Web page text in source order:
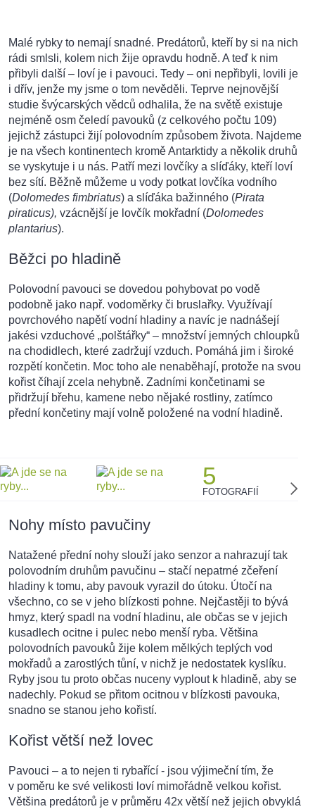
Malé rybky to nemají snadné. Predátorů, kteří by si na nich
rádi smlsli, kolem nich žije opravdu hodně. A teď k nim
přibyli další – loví je i pavouci. Tedy – oni nepřibyli, lovili je
i dřív, jenže my jsme o tom nevěděli. Teprve nejnovější
studie švýcarských vědců odhalila, že na světě existuje
nejméně osm čeledí pavouků (z celkového počtu 109)
jejichž zástupci žijí polovodním způsobem života. Najdeme
je na všech kontinentech kromě Antarktidy a několik druhů
se vyskytuje i u nás. Patří mezi lovčíky a slíďáky, kteří loví
bez sítí. Běžně můžeme u vody potkat lovčíka vodního
(Dolomedes fimbriatus) a slíďáka bažinného (Pirata
piraticus), vzácnější je lovčík mokřadní (Dolomedes
plantarius).
Běžci po hladině
Polovodní pavouci se dovedou pohybovat po vodě
podobně jako např. vodoměrky či bruslařky. Využívají
povrchového napětí vodní hladiny a navíc je nadnášejí
jakési vzduchové „polštářky“ – množství jemných chloupků
na chodidlech, které zadržují vzduch. Pomáhá jim i široké
rozpětí končetin. Moc toho ale nenaběhají, protože na svou
kořist číhají zcela nehybně. Zadními končetinami se
přidržují břehu, kamene nebo nějaké rostliny, zatímco
přední končetiny mají volně položené na vodní hladině.
5
FOTOGRAFIÍ
Nohy místo pavučiny
Natažené přední nohy slouží jako senzor a nahrazují tak
polovodním druhům pavučinu – stačí nepatrné zčeření
hladiny k tomu, aby pavouk vyrazil do útoku. Útočí na
všechno, co se v jeho blízkosti pohne. Nejčastěji to bývá
hmyz, který spadl na vodní hladinu, ale občas se v jejich
kusadlech ocitne i pulec nebo menší ryba. Většina
polovodních pavouků žije kolem mělkých teplých vod
mokřadů a zarostlých tůní, v nichž je nedostatek kyslíku.
Ryby jsou tu proto občas nuceny vyplout k hladině, aby se
nadechly. Pokud se přitom ocitnou v blízkosti pavouka,
snadno se stanou jeho kořistí.
Kořist větší než lovec
Pavouci – a to nejen ti rybařící - jsou výjimeční tím, že
v poměru ke své velikosti loví mimořádně velkou kořist.
Většina predátorů je v průměru 42x větší než jejich obvyklá